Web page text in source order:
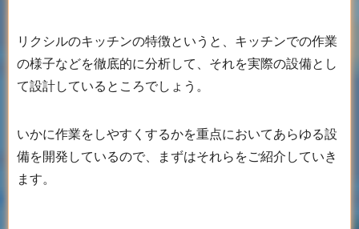
リクシルのキッチンの特徴というと、キッチンでの作業
の様子などを徹底的に分析して、それを実際の設備とし
て設計しているところでしょう。
いかに作業をしやすくするかを重点においてあらゆる設
備を開発しているので、まずはそれらをご紹介していき
ます。